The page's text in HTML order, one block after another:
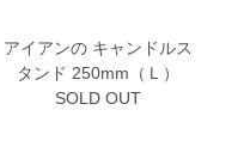
アイアンの キャンドルス
タンド 250mm（Ｌ）
SOLD OUT